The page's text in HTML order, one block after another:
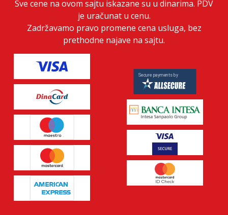
Sve cene na ovom sajtu iskazane su u dinarima. PDV
je uračunat u cenu.
Zadržavamo pravo promene cena usluga, bez
prethodne najave na sajtu.